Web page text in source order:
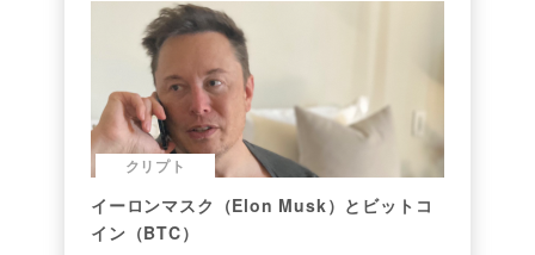
クリプト
イーロンマスク（Elon Musk）とビットコ
イン（BTC）